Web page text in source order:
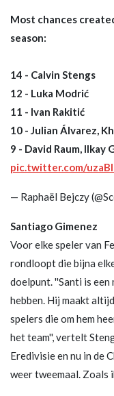
Most chances
season:
14 - Calvin Stengs
12 - Luka Modrić
11 - Ivan Rakitić
10 - Julian Álvarez,
9 - David Raum, Ilkay
pic.twitter.com/
— Raphaël Bejczy
Santiago Gimenez
Voor elke speler van
rondloopt die bijna
doelpunt. ''Santi is
hebben. Hij maakt
spelers die om hem
het team'', vertelt
Eredivisie en nu in de
weer tweemaal. Zoals